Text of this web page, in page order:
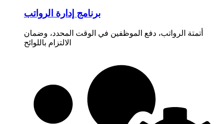
برنامج إدارة الرواتب
أتمتة الرواتب، دفع الموظفين في الوقت المحدد، وضمان
الالتزام باللوائح